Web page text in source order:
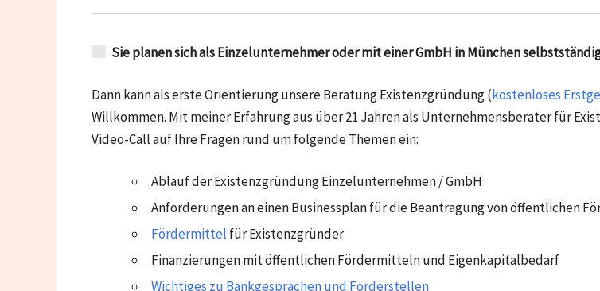
Sie planen sich als Einzelunternehmer oder mit einer GmbH in München
Dann kann als erste Orientierung unsere Beratung Existenzgründung (kostenloses
Willkommen. Mit meiner Erfahrung aus über 21 Jahren als Unternehmensberater für
Video-Call auf Ihre Fragen rund um folgende Themen ein:
Ablauf der Existenzgründung Einzelunternehmen / GmbH
Anforderungen an einen Businessplan für die Beantragung von öffentlichen
Fördermittel für Existenzgründer
Finanzierungen mit öffentlichen Fördermitteln und Eigenkapitalbedarf
Wichtiges zu Bankgesprächen und Förderstellen